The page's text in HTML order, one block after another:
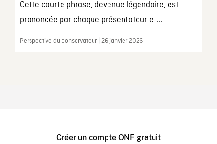
Cette courte phrase, devenue légendaire, est
prononcée par chaque présentateur et...
Perspective du conservateur | 26 janvier 2026
Créer un compte ONF gratuit